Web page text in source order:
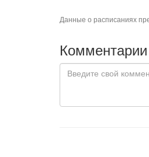
Данные о расписаниях
Комментарии